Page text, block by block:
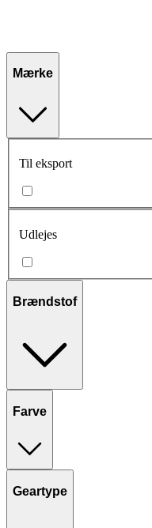
Mærke
Til eksport
Udlejes
Brændstof
Farve
Geartype